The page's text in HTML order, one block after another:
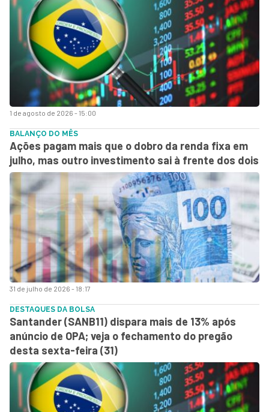
1 de agosto de 2026 - 15:00
31 de julho de 2026 - 18:17
BALANÇO DO MÊS
Ações pagam mais que o dobro da renda fixa em
julho, mas outro investimento sai à frente dos dois
DESTAQUES DA BOLSA
Santander (SANB11) dispara mais de 13% após
anúncio de OPA; veja o fechamento do pregão
desta sexta-feira (31)